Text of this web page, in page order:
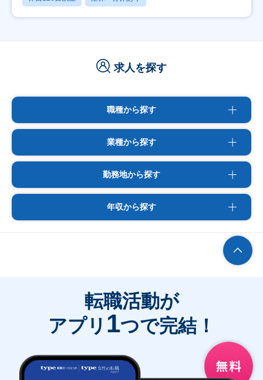
求人を探す
職種から探す
業種から探す
勤務地から探す
年収から探す
転職活動が
アプリ 1つで完結！